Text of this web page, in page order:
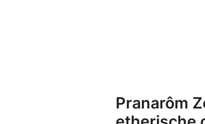
Pranarôm